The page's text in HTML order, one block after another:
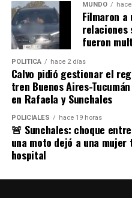
MUNDO
Filmaron a
relaciones
fueron
POLITICA hace 2 días
Calvo pidió gestionar el
tren Buenos Aires-
en Rafaela y Sunchales
POLICIALES hace 19 horas
🚨 Sunchales: choque
una moto dejó a una mujer
hospital